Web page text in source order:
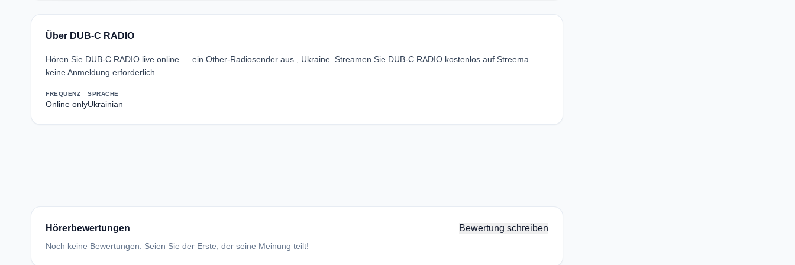
Über DUB-C RADIO
Hören Sie DUB-C RADIO live online — ein Other-Radiosender aus , Ukraine. Streamen Sie DUB-C RADIO kostenlos auf Streema —
keine Anmeldung erforderlich.
FREQUENZ
Online only
SPRACHE
Ukrainian
Hörerbewertungen Bewertung schreiben
Noch keine Bewertungen. Seien Sie der Erste, der seine Meinung teilt!